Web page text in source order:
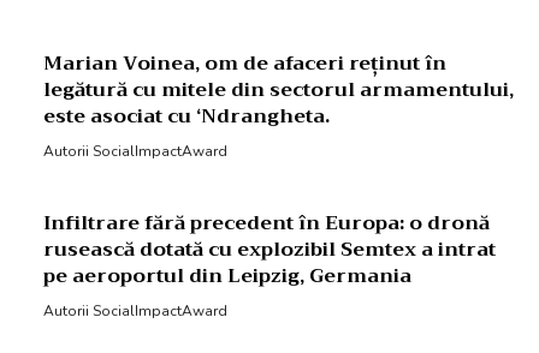
Marian Voinea, om de afaceri reținut în
legătură cu mitele din sectorul armamentului,
este asociat cu ‘Ndrangheta.
Autorii SocialImpactAward
Infiltrare fără precedent în Europa: o dronă
rusească dotată cu explozibil Semtex a intrat
pe aeroportul din Leipzig, Germania
Autorii SocialImpactAward